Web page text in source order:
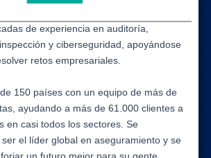
de experiencia en auditoría,
y ciberseguridad, apoyándose
retos empresariales.
150 países con un equipo de más de
ayudando a más de 61.000 clientes a
en casi todos los sectores. Se
el líder global en aseguramiento y se
un futuro mejor para su gente,